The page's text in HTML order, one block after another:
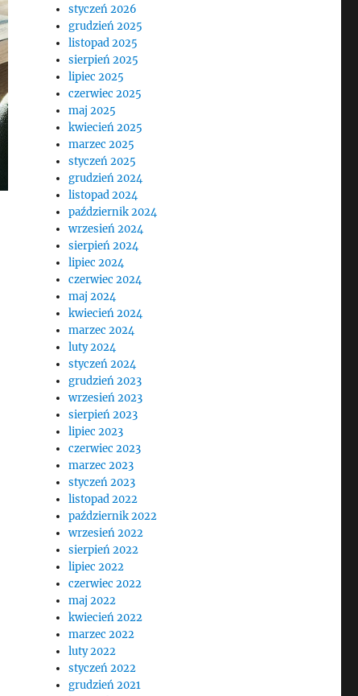
styczeń 2026
grudzień 2025
listopad 2025
sierpień 2025
lipiec 2025
czerwiec 2025
maj 2025
kwiecień 2025
marzec 2025
styczeń 2025
grudzień 2024
listopad 2024
październik 2024
wrzesień 2024
sierpień 2024
lipiec 2024
czerwiec 2024
maj 2024
kwiecień 2024
marzec 2024
luty 2024
styczeń 2024
grudzień 2023
wrzesień 2023
sierpień 2023
lipiec 2023
czerwiec 2023
marzec 2023
styczeń 2023
listopad 2022
październik 2022
wrzesień 2022
sierpień 2022
lipiec 2022
czerwiec 2022
maj 2022
kwiecień 2022
marzec 2022
luty 2022
styczeń 2022
grudzień 2021